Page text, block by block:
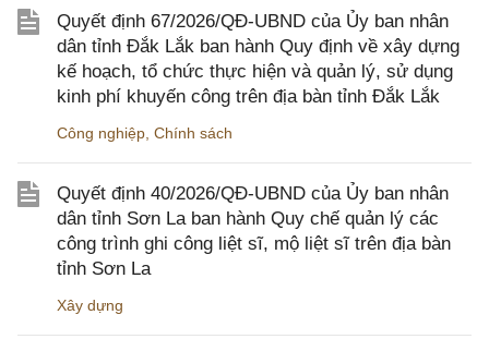
Quyết định 67/2026/QĐ-UBND của Ủy ban nhân
dân tỉnh Đắk Lắk ban hành Quy định về xây dựng
kế hoạch, tổ chức thực hiện và quản lý, sử dụng
kinh phí khuyến công trên địa bàn tỉnh Đắk Lắk
Công nghiệp Chính sách
Quyết định 40/2026/QĐ-UBND của Ủy ban nhân
dân tỉnh Sơn La ban hành Quy chế quản lý các
công trình ghi công liệt sĩ, mộ liệt sĩ trên địa bàn
tỉnh Sơn La
Xây dựng